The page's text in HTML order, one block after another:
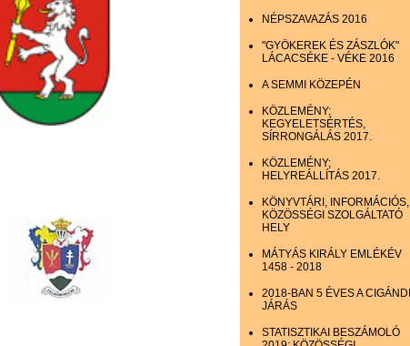
NÉPSZAVAZÁS 2016
"GYÖKEREK ÉS ZÁSZLÓK"
LÁCACSÉKE - VÉKE 2016
A SEMMI KÖZEPÉN
KÖZLEMÉNY;
KEGYELETSÉRTÉS,
SÍRRONGÁLÁS 2017.
KÖZLEMÉNY;
HELYREÁLLÍTÁS 2017.
KÖNYVTÁRI, INFORMÁCIÓS,
KÖZÖSSÉGI SZOLGÁLTATÓ
HELY
MÁTYÁS KIRÁLY EMLÉKÉV
1458 - 2018
2018-BAN 5 ÉVES A CIGÁNDI
JÁRÁS
STATISZTIKAI BESZÁMOLÓ